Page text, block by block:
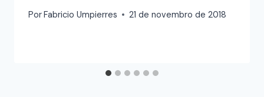
PorFabricio Umpierres 21 de novembro de 2018